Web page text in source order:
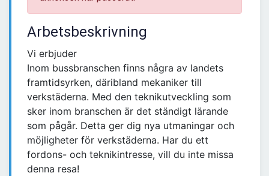
Arbetsbeskrivning
Vi erbjuder
Inom bussbranschen finns några av landets
framtidsyrken, däribland mekaniker till
verkstäderna. Med den teknikutveckling som
sker inom branschen är det ständigt lärande
som pågår. Detta ger dig nya utmaningar och
möjligheter för verkstäderna. Har du ett
fordons- och teknikintresse, vill du inte missa
denna resa!